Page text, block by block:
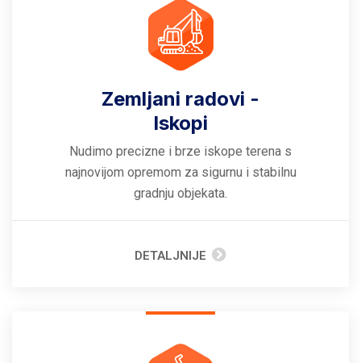
Zemljani radovi -
Iskopi
Nudimo precizne i brze iskope terena s
najnovijom opremom za sigurnu i stabilnu
gradnju objekata.
DETALJNIJE